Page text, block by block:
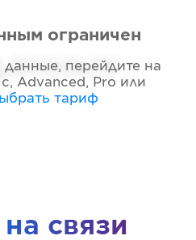
ограничен
данные, перейдите на
Advanced, Pro или
тариф
на связи